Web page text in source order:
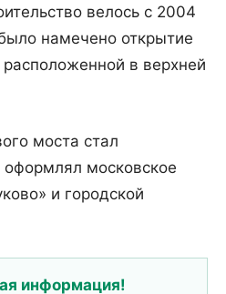
велось с 2004
намечено открытие
расположенной в верхней
моста стал
московское
и городской
информация!